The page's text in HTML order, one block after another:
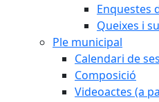
Enquestes
Queixes i
Ple municipal
Calendari de
Composició
Videoactes (a